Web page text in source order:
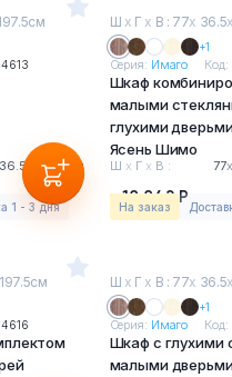
197.5см
1 - 3 дня
Ш х Г х В : 77х 36.5х
+1
Серия: Имаго Код:
Шкаф
малыми
глухими
Ясень Шимо
Ш х Г х В : 77х
18 842 Р
На заказ
197.5см Ш х Г х В : 77х 36.5х
+1
Серия: Имаго Код:
Шкаф с глухими
малыми